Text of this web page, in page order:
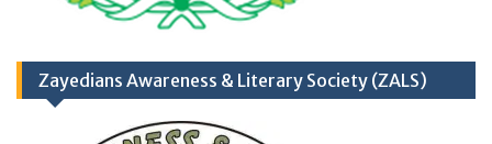
Zayedians Awareness & Literary Society (ZALS)